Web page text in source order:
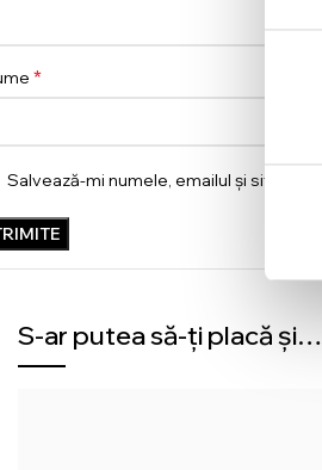
*
Salvează-mi numele, emailul și site-ul
S-ar putea să-ți placă și…